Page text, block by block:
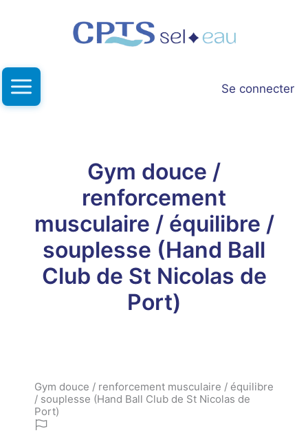
Se connecter
Gym douce /
renforcement
musculaire / équilibre /
souplesse (Hand Ball
Club de St Nicolas de
Port)
Gym douce / renforcement musculaire / équilibre
/ souplesse (Hand Ball Club de St Nicolas de
Port)